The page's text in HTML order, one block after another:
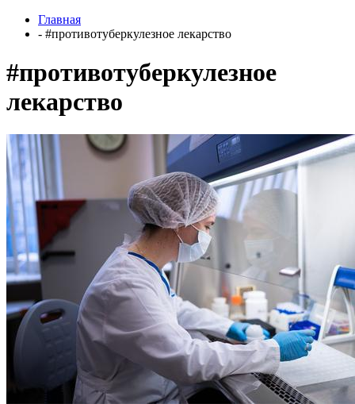
Главная
- #противотуберкулезное лекарство
#противотуберкулезное
лекарство